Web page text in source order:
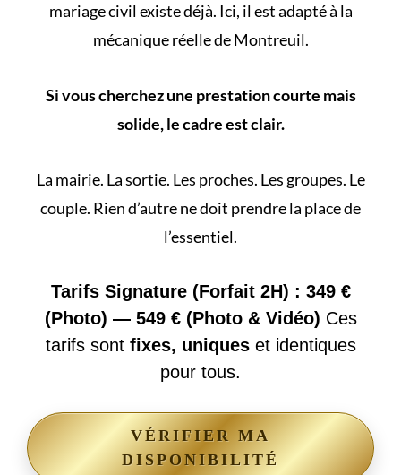
mariage civilexiste déjà. Ici, il est adapté à la
mécanique réelle de Montreuil.
Si vous cherchez une prestation courte mais
solide, le cadre est clair.
La mairie. La sortie. Les proches. Les groupes. Le
couple. Rien d’autre ne doit prendre la place de
l’essentiel.
Tarifs Signature (Forfait 2H) : 349 €
(Photo) — 549 € (Photo & Vidéo) Ces
tarifs sont fixes, uniqueset identiques
pour tous.
VÉRIFIER MA
DISPONIBILITÉ